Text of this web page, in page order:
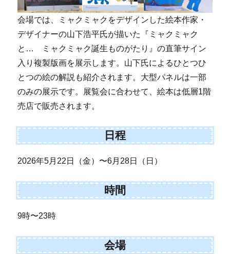
会場では、ミャクミャクをデザインした絵本作家・
デザイナーの山下浩平氏が描いた『ミャクミャク
と… ミャクミャク誕生ものがたり』の直筆サイン
入り複製版画を展示します。山下氏によるひとつひ
とつの絵の解説も紹介されます。大型パネルは一部
のみの展示です。展覧会に合わせて、絵本は低層1階
売店で販売されます。
日程
2026年5月22日（金）〜6月28日（日）
時間
9時〜23時
会場